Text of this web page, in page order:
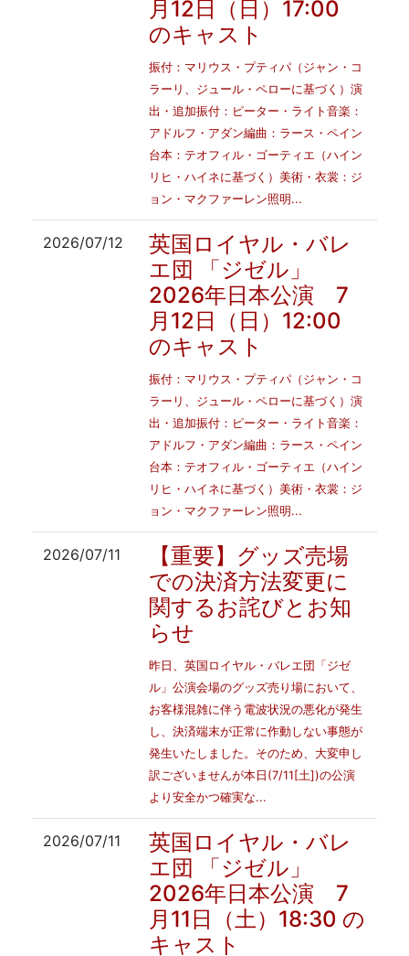
月12日（日）17:00
のキャスト
振付：マリウス・プティパ（ジャン・コ
ラーリ、ジュール・ペローに基づく）演
出・追加振付：ピーター・ライト音楽：
アドルフ・アダン編曲：ラース・ペイン
台本：テオフィル・ゴーティエ（ハイン
リヒ・ハイネに基づく）美術・衣裳：ジ
ョン・マクファーレン照明...
2026/07/12
英国ロイヤル・バレ
エ団 「ジゼル」
2026年日本公演 7
月12日（日）12:00
のキャスト
振付：マリウス・プティパ（ジャン・コ
ラーリ、ジュール・ペローに基づく）演
出・追加振付：ピーター・ライト音楽：
アドルフ・アダン編曲：ラース・ペイン
台本：テオフィル・ゴーティエ（ハイン
リヒ・ハイネに基づく）美術・衣裳：ジ
ョン・マクファーレン照明...
2026/07/11
【重要】グッズ売場
での決済方法変更に
関するお詫びとお知
らせ
昨日、英国ロイヤル・バレエ団「ジゼ
ル」公演会場のグッズ売り場において、
お客様混雑に伴う電波状況の悪化が発生
し、決済端末が正常に作動しない事態が
発生いたしました。そのため、大変申し
訳ございませんが本日(7/11[土])の公演
より安全かつ確実な...
2026/07/11
英国ロイヤル・バレ
エ団 「ジゼル」
2026年日本公演 7
月11日（土）18:30 の
キャスト